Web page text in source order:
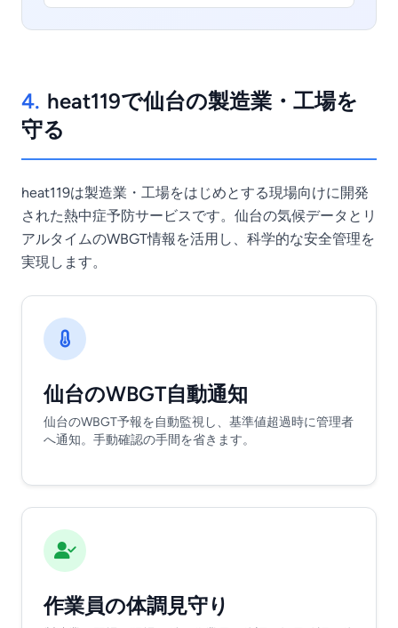
4. heat119で仙台の製造業・工場を
守る
heat119は製造業・工場をはじめとする現場向けに開発
された熱中症予防サービスです。仙台の気候データとリ
アルタイムのWBGT情報を活用し、科学的な安全管理を
実現します。
仙台のWBGT自動通知
仙台のWBGT予報を自動監視し、基準値超過時に管理者
へ通知。手動確認の手間を省きます。
作業員の体調見守り